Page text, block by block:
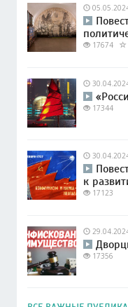
17674
17344
к
17123
17356